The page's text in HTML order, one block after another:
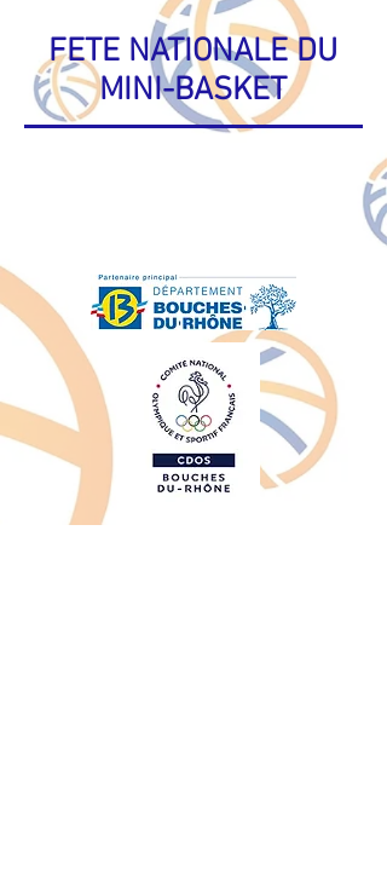
FETE NATIONALE DU
MINI-BASKET